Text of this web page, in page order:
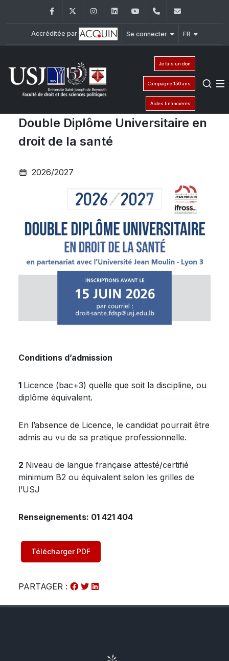
FacebookTwitter InstagramLinkedInYouTube+961 (1) 421 432
Accréditée par Se connecter FR
Je fais un don
Campagne 150 ans
Aides financières
Double Diplôme Universitaire en
droit de la santé
2026/2027
Conditions d’admission
1 Licence (bac+3) quelle que soit la discipline, ou
diplôme équivalent.
En l’absence de Licence, le candidat pourrait être
admis au vu de sa pratique professionnelle.
2 Niveau de langue française attesté/certifié
minimum B2 ou équivalent selon les grilles de
l’USJ
Renseignements: 01 421 404
Télécharger PDF
PARTAGER :